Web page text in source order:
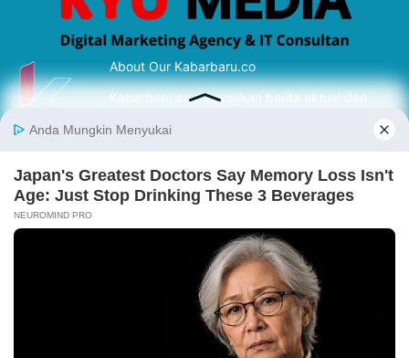
About Our Kabarbaru.co
Kabarbaru.co menyajikan berita aktual dan
serta terverifikasi dari sumber yang tepat.
Follow Kabarbaru
Kabarbaru.co
Copyright © 2026. All rights reserved